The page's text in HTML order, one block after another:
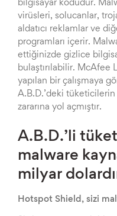
bilgisayar kodudur.
virüsleri, solucanlar,
aldatıcı reklamlar ve
programları içerir.
ettiğinizde gizlice
bulaştırılabilir. McAfee
yapılan bir çalışmaya
A.B.D.’deki
zararına yol açmıştır.
A.B.D.’li
malware
milyar
Hotspot Shield, sizi